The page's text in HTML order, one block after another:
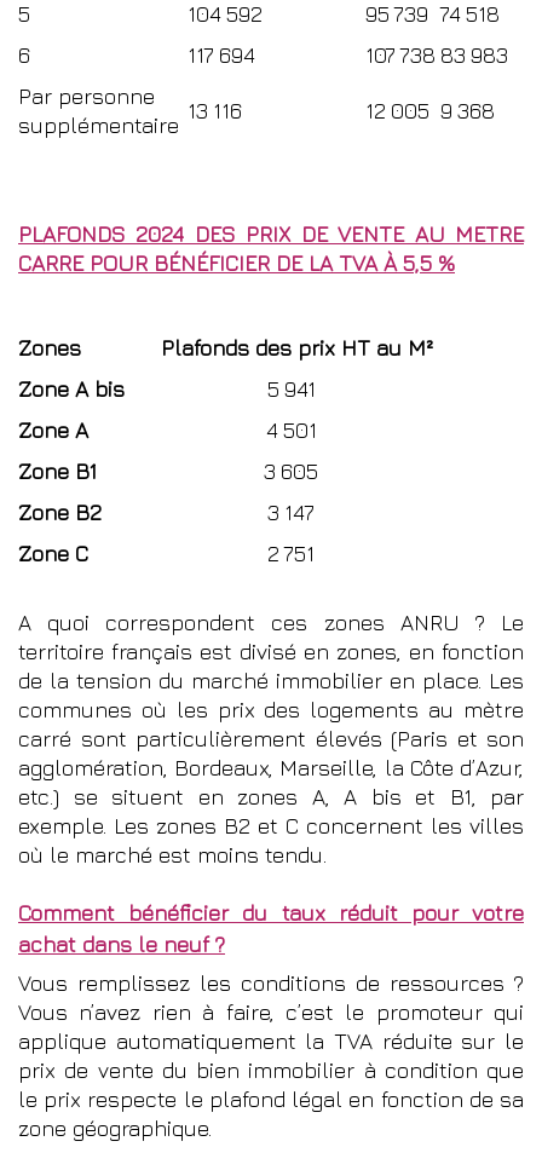
5
104 592 95 739 74 518
6
117 694 107 738 83 983
Par personne
supplémentaire
13 116 12 005 9 368
PLAFONDS 2024 DES PRIX DE VENTE AU METRE
CARRE POUR BÉNÉFICIER DE LA TVA À 5,5 %
Zones
Plafonds des prix HT au M²
Zone A bis
5 941
Zone A
4 501
Zone B1
3 605
Zone B2
3 147
Zone C
2 751
A quoi correspondent ces zones ANRU ? Le
territoire français est divisé en zones, en fonction
de la tension du marché immobilier en place. Les
communes où les prix des logements au mètre
carré sont particulièrement élevés (Paris et son
agglomération, Bordeaux, Marseille, la Côte d’Azur,
etc.) se situent en zones A, A bis et B1, par
exemple. Les zones B2 et C concernent les villes
où le marché est moins tendu.
Comment bénéficier du taux réduit pour votre
achat dans le neuf ?
Vous remplissez les conditions de ressources ?
Vous n’avez rien à faire, c’est le promoteur qui
applique automatiquement la TVA réduite sur le
prix de vente du bien immobilier à condition que
le prix respecte le plafond légal en fonction de sa
zone géographique.